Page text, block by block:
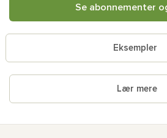
Se abonnementer
Eksempler
Lær mere